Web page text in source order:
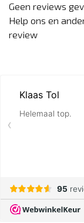
Geen reviews
Help ons en
review